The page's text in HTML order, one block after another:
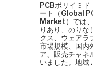
PCBポリイミド
ート（Global
Market）では
りあり、のりな
クス、ウェアラ
市場規模、国内
ア、販売チャネ
いました。地域